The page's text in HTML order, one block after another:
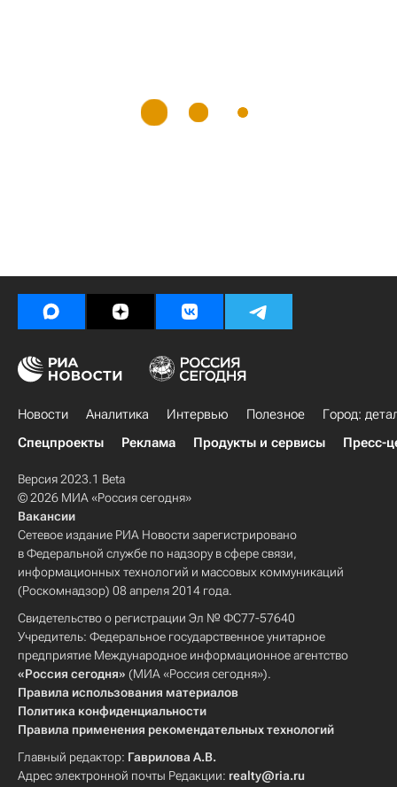
Новости Аналитика Интервью Полезное
Город:
Спецпроекты
Реклама Продукты и сервисы Пресс-
Версия 2023.1 Beta
© 2026 МИА «Россия сегодня»
Вакансии
Сетевое издание РИА Новости зарегистрировано
в Федеральной службе по надзору в сфере связи,
информационных технологий и массовых коммуникаций
(Роскомнадзор) 08 апреля 2014 года.
Свидетельство о регистрации Эл № ФС77-57640
Учредитель: Федеральное государственное унитарное
предприятие Международное информационное агентство
«Россия сегодня» (МИА «Россия сегодня»).
Правила использования материалов
Политика конфиденциальности
Правила применения рекомендательных технологий
Главный редактор: Гаврилова А.В.
Адрес электронной почты Редакции: realty@ria.ru